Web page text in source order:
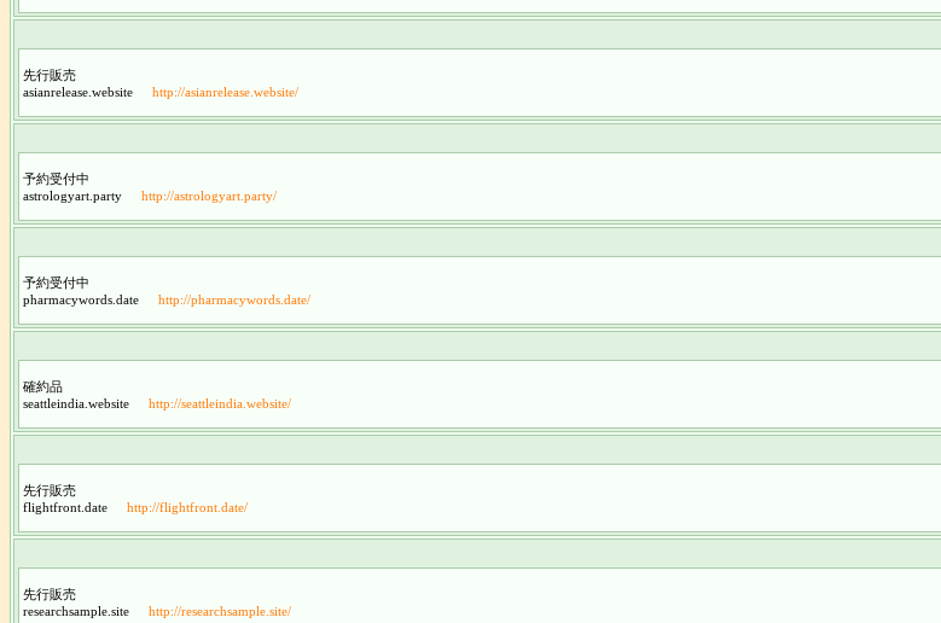
先行販売
asianrelease.website
http://asianrelease.website/
予約受付中
astrologyart.party
http://astrologyart.party/
予約受付中
pharmacywords.date
http://pharmacywords.date/
確約品
seattleindia.website
http://seattleindia.website/
先行販売
flightfront.date
http://flightfront.date/
先行販売
researchsample.site
http://researchsample.site/